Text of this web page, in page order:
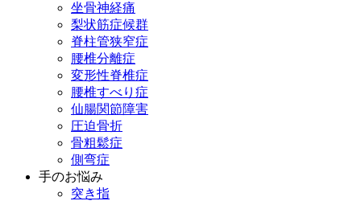
坐骨神経痛
梨状筋症候群
脊柱管狭窄症
腰椎分離症
変形性脊椎症
腰椎すべり症
仙腸関節障害
圧迫骨折
骨粗鬆症
側弯症
手のお悩み
突き指